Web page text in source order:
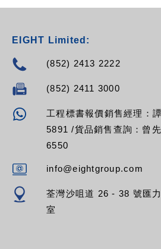
EIGHT Limited:
(852) 2413 2222
(852) 2411 3000
工程標書報價銷售經理：
5891 /貨品銷售查詢：曾
6550
info@eightgroup.com
荃灣沙咀道 26 - 38 號匯
室